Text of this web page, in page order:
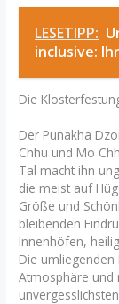
LESETIPP:
inclusive:
Die
Der Punakha
Chhu und Mo
Tal macht ihn
die meist auf
Größe und
bleibenden
Innenhöfen,
Die umliegenden
Atmosphäre und